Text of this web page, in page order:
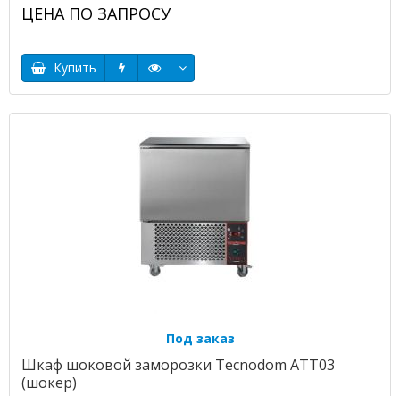
ЦЕНА ПО ЗАПРОСУ
Купить
Под заказ
Шкаф шоковой заморозки Tecnodom ATT03
(шокер)